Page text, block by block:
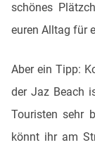
schönes
euren Alltag für
Aber ein Tipp:
der Jaz Beach
Touristen sehr
könnt ihr am